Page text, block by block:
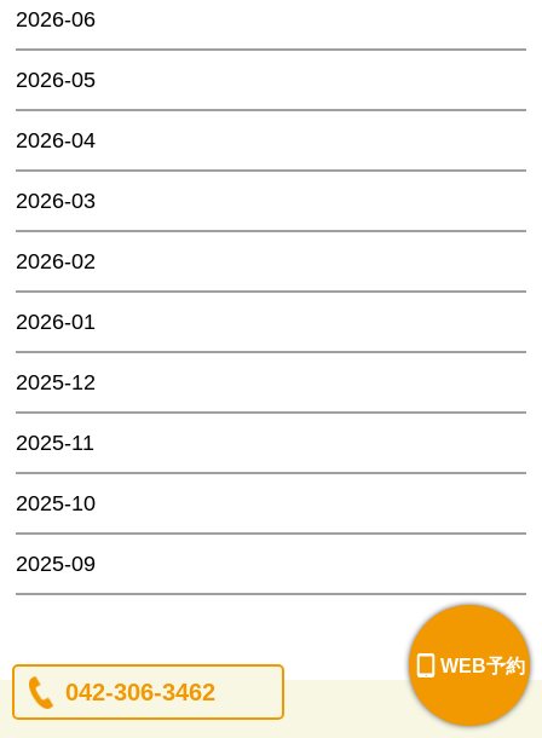
2026-06
2026-05
2026-04
2026-03
2026-02
2026-01
2025-12
2025-11
2025-10
2025-09
042-306-3462
WEB予約